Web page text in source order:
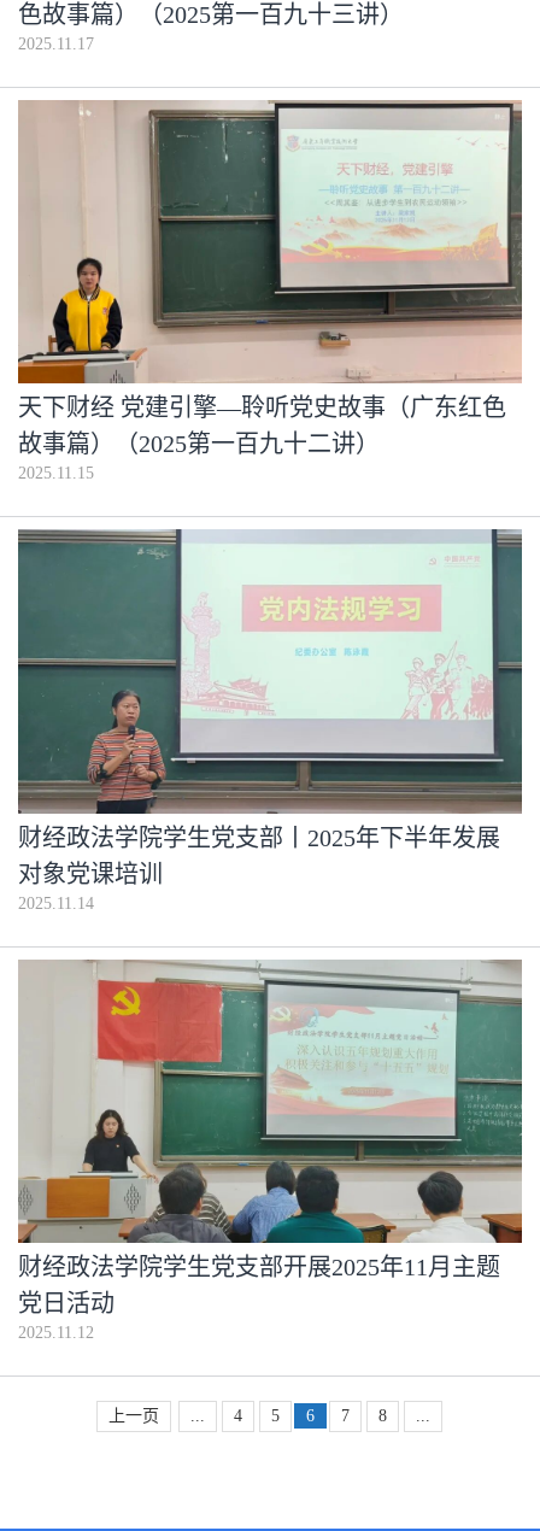
色故事篇）（2025第一百九十三讲）
2025.11.17
天下财经 党建引擎—聆听党史故事（广东红色
故事篇）（2025第一百九十二讲）
2025.11.15
财经政法学院学生党支部丨2025年下半年发展
对象党课培训
2025.11.14
财经政法学院学生党支部开展2025年11月主题
党日活动
2025.11.12
上一页 ... 4 5 6 7 8 ...